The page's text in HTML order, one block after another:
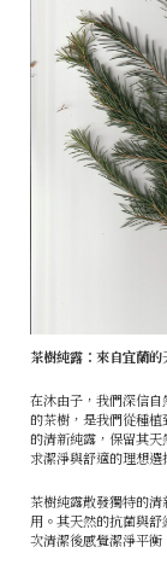
茶樹純露：來自宜蘭的
在沐由子，我們深信
的茶樹，是我們從種
的清新純露，保留其
求潔淨與舒適的理想選
茶樹純露散發獨特的
用。其天然的抗菌與
次清潔後感覺潔淨平衡